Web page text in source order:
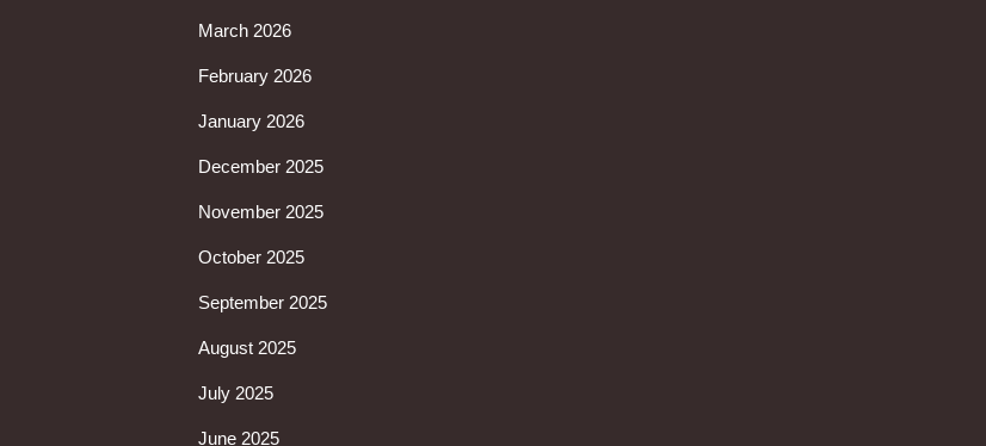
March 2026
February 2026
January 2026
December 2025
November 2025
October 2025
September 2025
August 2025
July 2025
June 2025